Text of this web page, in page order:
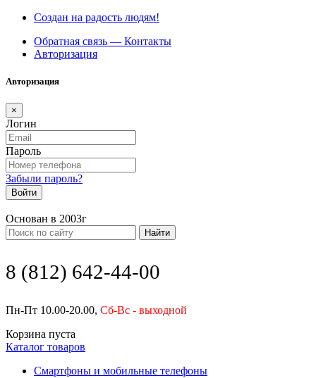
Создан на радость людям!
Обратная связь — Контакты
Авторизация
Авторизация
×
Логин
Пароль
Забыли пароль?
Войти
Основан в 2003г
Найти
8 (812) 642-44-00
Пн-Пт 10.00-20.00, Сб-Вс - выходной
Корзина пуста
Каталог товаров
Смартфоны и мобильные телефоны